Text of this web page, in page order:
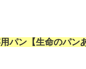
パン【生命のパン